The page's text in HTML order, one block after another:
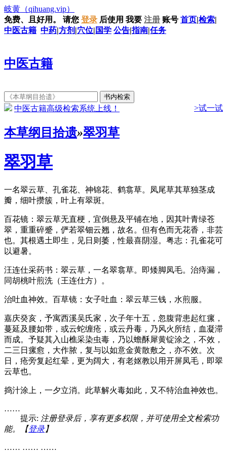
岐黄 （qihuang.vip）
免费、且好用。
请您 登录 后使用 我要 注册 账号 首页|检索|
中医古籍 中药|方剂 |穴位| 国学 公告|指南|任务
中医古籍
中医古籍高级检索系统上线！ >试一试
本草纲目拾遗»翠羽草
翠羽草
一名翠云草、孔雀花、神锦花、鹤翕草。凤尾草其草独茎成
瓣，细叶攒簇，叶上有翠斑。
百花镜：翠云草无直梗，宜倒悬及平铺在地，因其叶青绿苍
翠，重重碎蹙，俨若翠钿云翘，故名。但有色而无花香，非芸
也。其根遇土即生，见日则萎，性最喜阴湿。粤志：孔雀花可
以避暑。
汪连仕采药书：翠云草，一名翠翕草。即矮脚凤毛。治痔漏，
同胡桃叶煎洗（王连仕方）。
治吐血神效。百草镜：女子吐血：翠云草三钱，水煎服。
嘉庆癸亥，予寓西溪吴氏家，次子年十五，忽腹背患起红瘰，
蔓延及腰如带，或云蛇缠疮，或云丹毒，乃风火所结，血凝滞
而成。予疑其入山樵采染虫毒，乃以蟾酥犀黄锭涂之，不效，
二三日瘰愈，大作脓，复与以如意金黄散敷之，亦不效。次
日，疮旁复起红晕，更为阔大，有老妪教以用开屏凤毛，即翠
云草也。
捣汁涂上，一夕立消。此草解火毒如此，又不特治血神效也。
……
提示: 注册登录后，享有更多权限，并可使用全文检索功
能。【登录】
…… …… ……